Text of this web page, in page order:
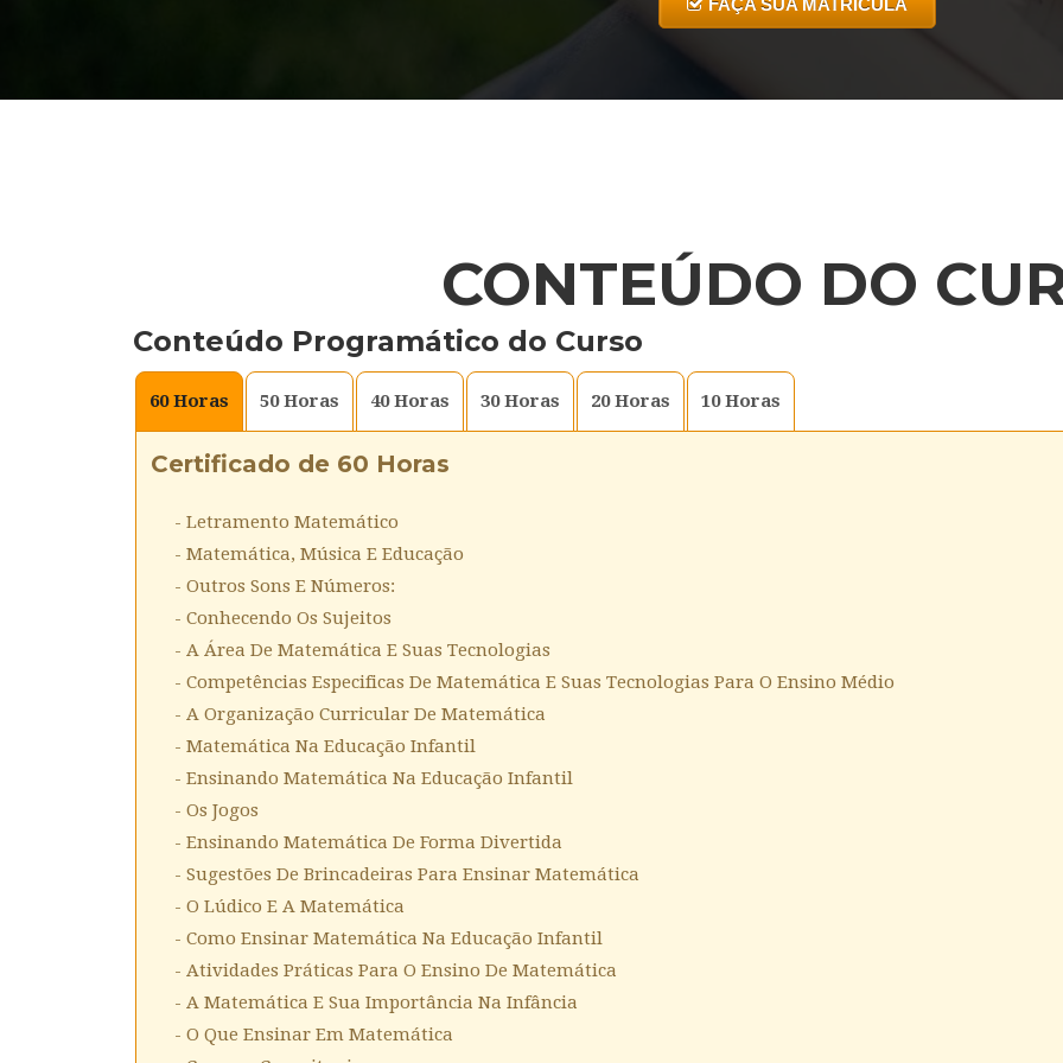
FAÇA SUA MATRICULA
CONTEÚDO DO
Conteúdo Programático do Curso
60Horas 50Horas 40Horas 30Horas 20Horas 10Horas
Certificado de 60 Horas
- Letramento Matemático
- Matemática, Música E Educação
- Outros Sons E Números:
- Conhecendo Os Sujeitos
- A Área De Matemática E Suas Tecnologias
- Competências Especificas De Matemática E Suas Tecnologias Para O Ensino Médio
- A Organização Curricular De Matemática
- Matemática Na Educação Infantil
- Ensinando Matemática Na Educação Infantil
- Os Jogos
- Ensinando Matemática De Forma Divertida
- Sugestões De Brincadeiras Para Ensinar Matemática
- O Lúdico E A Matemática
- Como Ensinar Matemática Na Educação Infantil
- Atividades Práticas Para O Ensino De Matemática
- A Matemática E Sua Importância Na Infância
- O Que Ensinar Em Matemática